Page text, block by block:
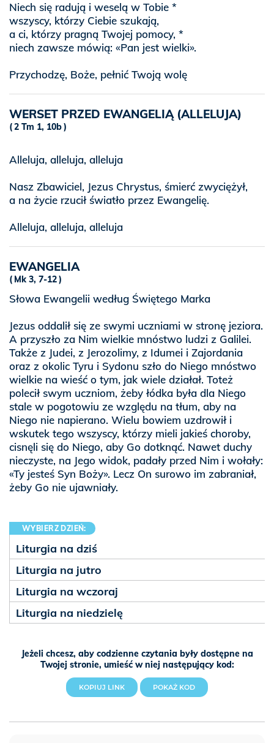
Niech się radują i weselą w Tobie *
wszyscy, którzy Ciebie szukają,
a ci, którzy pragną Twojej pomocy, *
niech zawsze mówią: «Pan jest wielki».
Przychodzę, Boże, pełnić Twoją wolę
WERSET PRZED EWANGELIĄ (ALLELUJA)
2 Tm 1, 10b
Alleluja, alleluja, alleluja
Nasz Zbawiciel, Jezus Chrystus, śmierć zwyciężył,
a na życie rzucił światło przez Ewangelię.
Alleluja, alleluja, alleluja
EWANGELIA
Mk 3, 7-12
Słowa Ewangelii według Świętego Marka
Jezus oddalił się ze swymi uczniami w stronę jeziora.
A przyszło za Nim wielkie mnóstwo ludzi z Galilei.
Także z Judei, z Jerozolimy, z Idumei i Zajordania
oraz z okolic Tyru i Sydonu szło do Niego mnóstwo
wielkie na wieść o tym, jak wiele działał. Toteż
polecił swym uczniom, żeby łódka była dla Niego
stale w pogotowiu ze względu na tłum, aby na
Niego nie napierano. Wielu bowiem uzdrowił i
wskutek tego wszyscy, którzy mieli jakieś choroby,
cisnęli się do Niego, aby Go dotknąć. Nawet duchy
nieczyste, na Jego widok, padały przed Nim i wołały:
«Ty jesteś Syn Boży». Lecz On surowo im zabraniał,
żeby Go nie ujawniały.
Jeżeli chcesz, aby codzienne czytania były dostępne na
Twojej stronie, umieść w niej następujący kod:
KOPIUJ LINK POKAŻ KOD
WYBIERZ DZIEŃ:
Liturgia na dziś
Liturgia na jutro
Liturgia na wczoraj
Liturgia na niedzielę